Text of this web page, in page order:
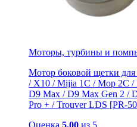
Моторы, турбины и
Мотор боковой щетки
/ X10 / Mijia 1C / Mop 2C /
D9 Max / D9 Мах Gen 2 /
Pro + / Trouver LDS [PR-